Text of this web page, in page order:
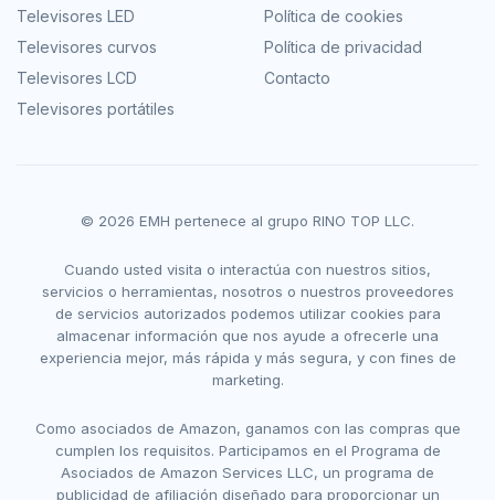
Televisores LED
Televisores curvos
Televisores LCD
Televisores portátiles
Política de cookies
Política de privacidad
Contacto
© 2026 EMH pertenece al grupo RINO TOP LLC.
Cuando usted visita o interactúa con nuestros sitios,
servicios o herramientas, nosotros o nuestros proveedores
de servicios autorizados podemos utilizar cookies para
almacenar información que nos ayude a ofrecerle una
experiencia mejor, más rápida y más segura, y con fines de
marketing.
Como asociados de Amazon, ganamos con las compras que
cumplen los requisitos. Participamos en el Programa de
Asociados de Amazon Services LLC, un programa de
publicidad de afiliación diseñado para proporcionar un